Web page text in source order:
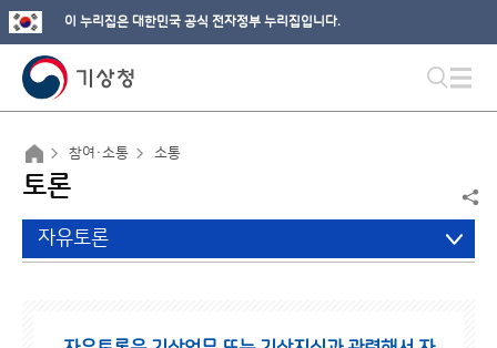
이 누리집은 대한민국 공식 전자정부 누리집입니다.
참여·소통 소통
토론
자유토론